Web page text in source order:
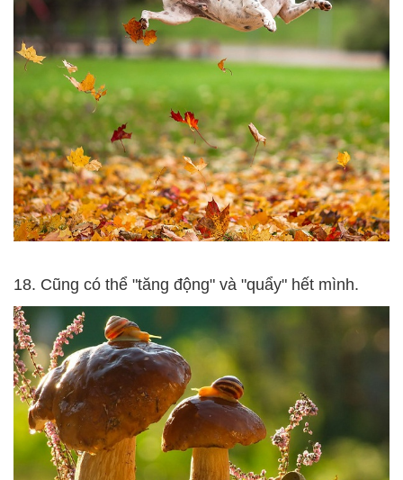
18. Cũng có thể "tăng động" và "quẩy" hết mình.